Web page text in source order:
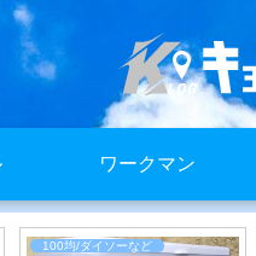
ワークマン
100均/ダイソーなど